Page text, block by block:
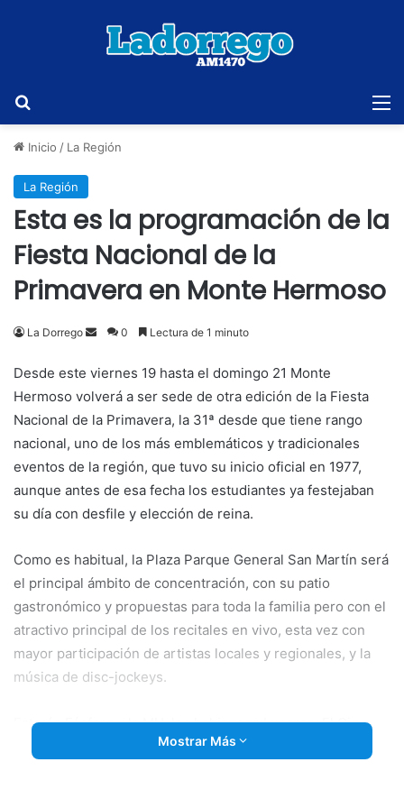
Inicio / La Región
La Región
Esta es la programación de la
Fiesta Nacional de la
Primavera en Monte Hermoso
La Dorrego
Send
email
0 Lectura de 1 minuto
Desde este viernes 19 hasta el domingo 21 Monte
Hermoso volverá a ser sede de otra edición de la Fiesta
Nacional de la Primavera, la 31ª desde que tiene rango
nacional, uno de los más emblemáticos y tradicionales
eventos de la región, que tuvo su inicio oficial en 1977,
aunque antes de esa fecha los estudiantes ya festejaban
su día con desfile y elección de reina.
Como es habitual, la Plaza Parque General San Martín será
el principal ámbito de concentración, con su patio
gastronómico y propuestas para toda la familia pero con el
atractivo principal de los recitales en vivo, esta vez con
mayor participación de artistas locales y regionales, y la
música de disc-jockeys.
Estarán Fósforo y la MH, los bahienses Luceros, El Ojo
Daltónico, que volverá a presentarse luego de varios años,
Mostrar Más